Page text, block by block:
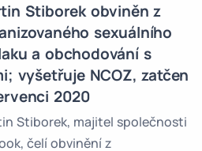
Stiborek obviněn z
sexuálního
a obchodování s
vyšetřuje NCOZ, zatčen
2020
Stiborek, majitel společnosti
čelí obvinění z